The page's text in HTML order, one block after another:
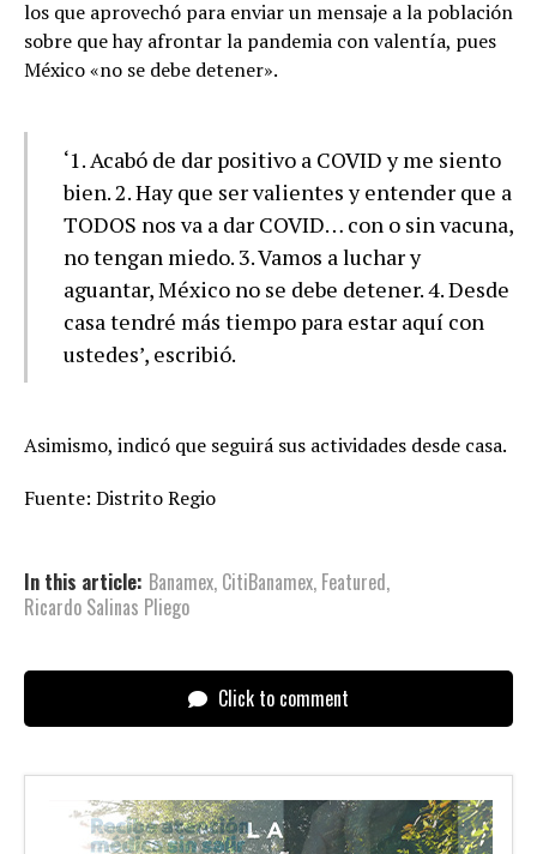
los que aprovechó para enviar un mensaje a la población
sobre que hay afrontar la pandemia con valentía, pues
México «no se debe detener».
‘1. Acabó de dar positivo a COVID y me siento
bien. 2. Hay que ser valientes y entender que a
TODOS nos va a dar COVID… con o sin vacuna,
no tengan miedo. 3. Vamos a luchar y
aguantar, México no se debe detener. 4. Desde
casa tendré más tiempo para estar aquí con
ustedes’, escribió.
Asimismo, indicó que seguirá sus actividades desde casa.
Fuente: Distrito Regio
In this article: Banamex, CitiBanamex, Featured,
Ricardo Salinas Pliego
Click to comment